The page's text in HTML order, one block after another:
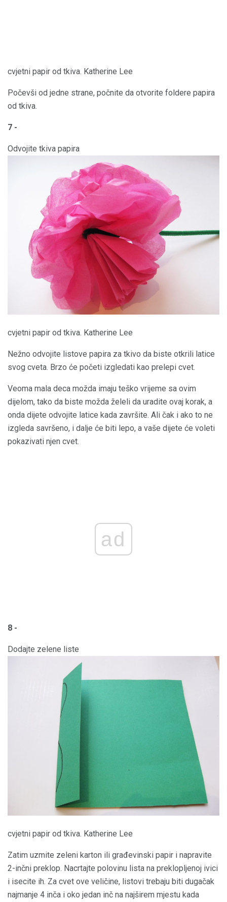
cvjetni papir od tkiva. Katherine Lee
Počevši od jedne strane, počnite da otvorite foldere papira
od tkiva.
7 -
Odvojite tkiva papira
cvjetni papir od tkiva. Katherine Lee
Nežno odvojite listove papira za tkivo da biste otkrili latice
svog cveta. Brzo će početi izgledati kao prelepi cvet.
Veoma mala deca možda imaju teško vrijeme sa ovim
dijelom, tako da biste možda želeli da uradite ovaj korak, a
onda dijete odvojite latice kada završite. Ali čak i ako to ne
izgleda savršeno, i dalje će biti lepo, a vaše dijete će voleti
pokazivati ​​njen cvet.
ad
8 -
Dodajte zelene liste
cvjetni papir od tkiva. Katherine Lee
Zatim uzmite zeleni karton ili građevinski papir i napravite
2-inčni preklop. Nacrtajte polovinu lista na preklopljenoj ivici
i isecite ih. Za cvet ove veličine, listovi trebaju biti dugačak
najmanje 4 inča i oko jedan inč na najširem mjestu kada